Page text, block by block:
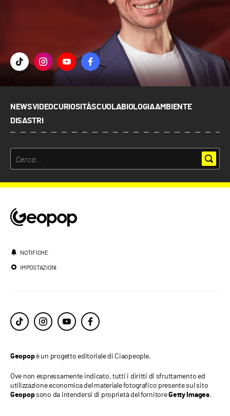
NEWSVIDEOCURIOSITÀSCUOLABIOLOGIAAMBIENTE
DISASTRI
NOTIFICHE
IMPOSTAZIONI
Geopopè un progetto editoriale di Ciaopeople.
Ove non espressamente indicato, tutti i diritti di sfruttamento ed
utilizzazione economica del materiale fotografico presente sul sito
Geopopsono da intendersi di proprietà del fornitoreGetty Images.